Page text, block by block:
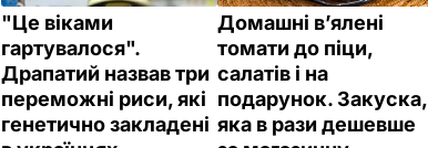
"Це віками
гартувалося".
Драпатий назвав три
переможні риси, які
генетично закладені
Домашні в’ялені
томати до піци,
салатів і на
подарунок. Закуска,
яка в рази дешевше